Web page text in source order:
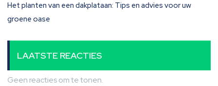
Het planten van een dakplataan: Tips en advies voor uw
groene oase
LAATSTE REACTIES
Geen reacties om te tonen.